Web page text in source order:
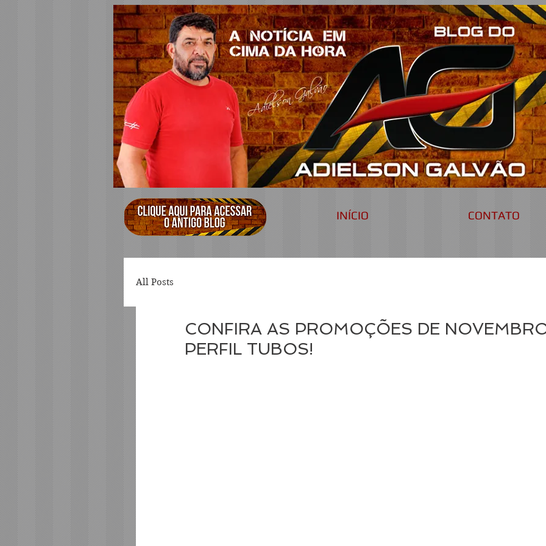
INÍCIO CONTATO
All Posts
CONFIRA AS PROMOÇÕES DE
PERFIL TUBOS!